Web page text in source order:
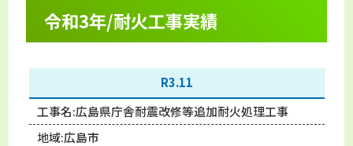
令和3年/耐火工事実績
R3.11
工事名:広島県庁舎耐震改修等追加耐火処理工事
地域:広島市